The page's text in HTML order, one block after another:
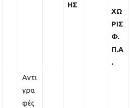
ΗΣ
ΧΩ
ΡΙΣ
Φ.
Π.Α
.
Αντι
γρα
φές